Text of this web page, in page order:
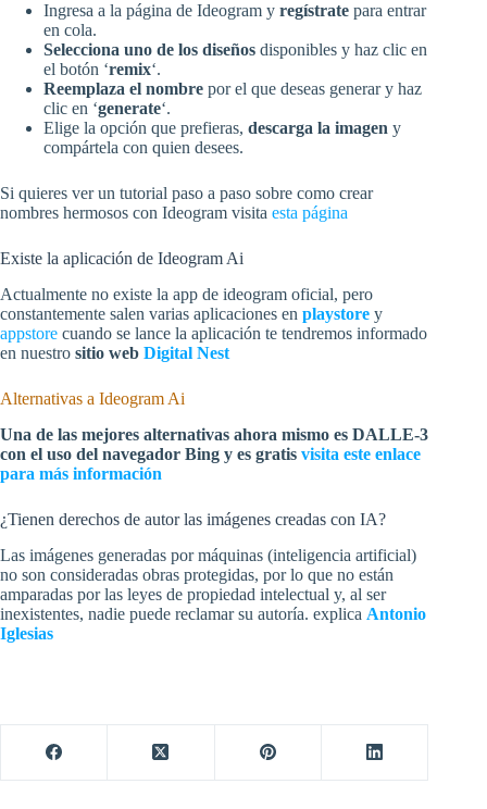
Ingresa a la página de Ideogram y regístrate para entrar
en cola.
Selecciona uno de los diseños disponibles y haz clic en
el botón ‘remix‘.
Reemplaza el nombre por el que deseas generar y haz
clic en ‘generate‘.
Elige la opción que prefieras, descarga la imagen y
compártela con quien desees.
Si quieres ver un tutorial paso a paso sobre como crear
nombres hermosos con Ideogram visita esta página
Existe la aplicación de Ideogram Ai
Actualmente no existe la app de ideogram oficial, pero
constantemente salen varias aplicaciones en playstore y
appstore cuando se lance la aplicación te tendremos informado
en nuestro sitio web Digital Nest
Alternativas a Ideogram Ai
Una de las mejores alternativas ahora mismo es DALLE-3
con el uso del navegador Bing y es gratis visita este enlace
para más información
¿Tienen derechos de autor las imágenes creadas con IA?
Las imágenes generadas por máquinas (inteligencia artificial)
no son consideradas obras protegidas, por lo que no están
amparadas por las leyes de propiedad intelectual y, al ser
inexistentes, nadie puede reclamar su autoría. explica Antonio
Iglesias